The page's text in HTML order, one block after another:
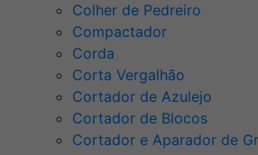
Colher de Pedreiro
Compactador
Corda
Corta Vergalhão
Cortador de Azulejo
Cortador de Blocos
Cortador e Aparador de